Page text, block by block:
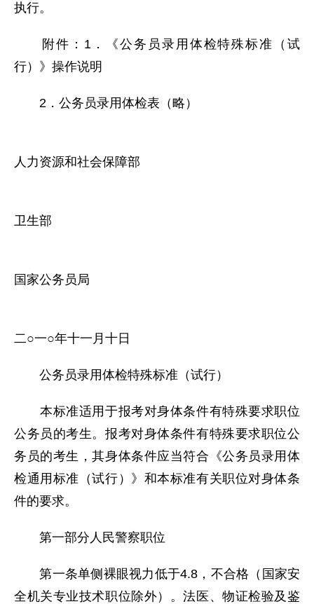
执行。
附件：1．《公务员录用体检特殊标准（试
行）》操作说明
2．公务员录用体检表（略）
人力资源和社会保障部
卫生部
国家公务员局
二○一○年十一月十日
公务员录用体检特殊标准（试行）
本标准适用于报考对身体条件有特殊要求职位
公务员的考生。报考对身体条件有特殊要求职位公
务员的考生，其身体条件应当符合《公务员录用体
检通用标准（试行）》和本标准有关职位对身体条
件的要求。
第一部分人民警察职位
第一条单侧裸眼视力低于4.8，不合格（国家安
全机关专业技术职位除外）。法医、物证检验及鉴